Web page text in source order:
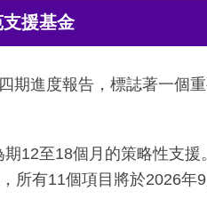
援基金
進度報告，標誌著一個
12至18個月的策略性支
有11個項目將於2026年9